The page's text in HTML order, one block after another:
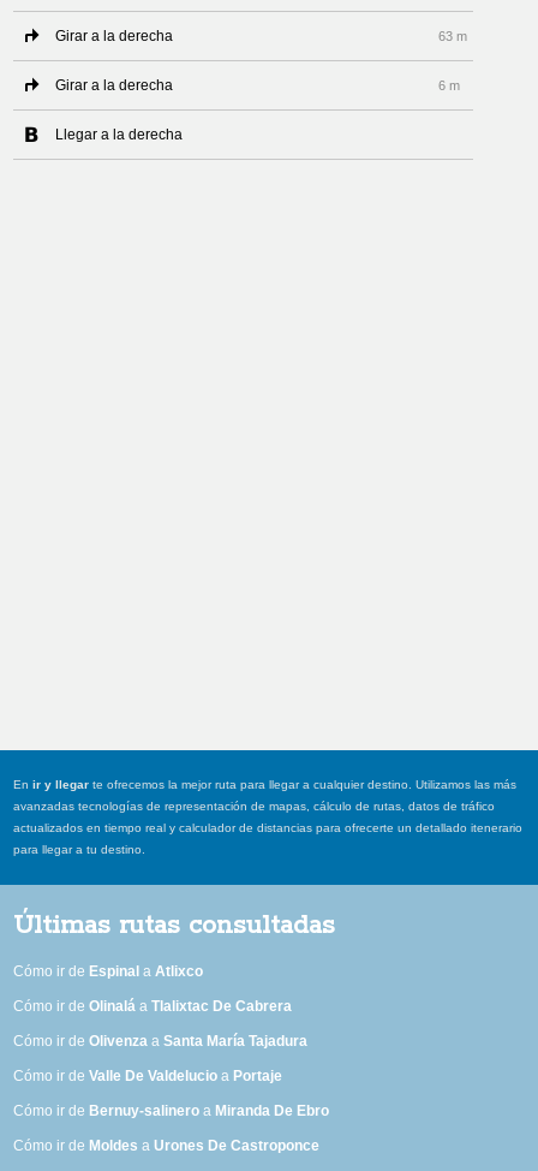
Girar a la derecha 63 m
Girar a la derecha 6 m
Llegar a la derecha
Enir y llegar te ofrecemos la mejor ruta para llegar a cualquier destino. Utilizamos las más
avanzadas tecnologías de representación de mapas, cálculo de rutas, datos de tráfico
actualizados en tiempo real y calculador de distancias para ofrecerte un detallado itenerario
para llegar a tu destino.
Últimas rutas consultadas
Cómo ir de Espinal aAtlixco
Cómo ir deOlinalá aTlalixtac De Cabrera
Cómo ir deOlivenza aSanta María Tajadura
Cómo ir deValle De Valdelucio a Portaje
Cómo ir de Bernuy-salinero a Miranda De Ebro
Cómo ir de Moldes aUrones De Castroponce